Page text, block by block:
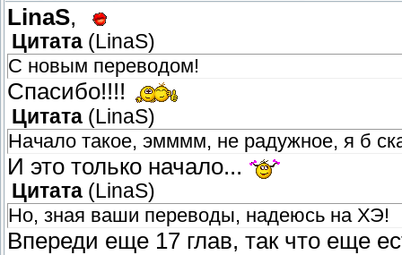
LinaS,
Цитата ( LinaS)
С новым переводом!
Спасибо!!!!
Цитата ( LinaS)
Начало такое, эмммм, не радужное, я б
И это только начало...
Цитата ( LinaS)
Но, зная ваши переводы, надеюсь на ХЭ!
Впереди еще 17 глав, так что еще